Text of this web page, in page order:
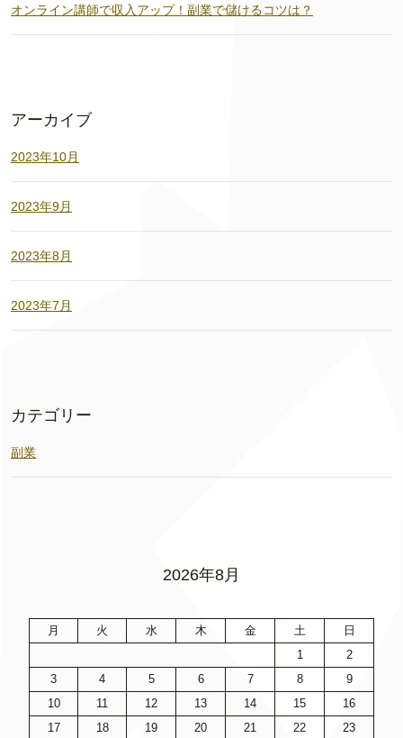
オンライン講師で収入アップ！副業で儲けるコツは？
アーカイブ
2023年10月
2023年9月
2023年8月
2023年7月
カテゴリー
副業
2026年8月
月 火 水 木 金 土
日
1
2
3
4 5 6 7 8
9
10
11 12 13 14 15
16
17
18 19 20 21 22
23